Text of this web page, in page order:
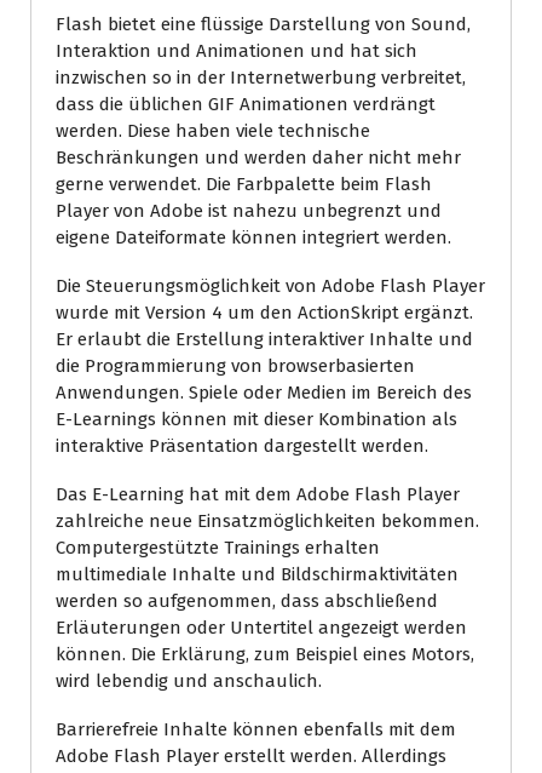
Flash bietet eine flüssige Darstellung von Sound,
Interaktion und Animationen und hat sich
inzwischen so in der Internetwerbung verbreitet,
dass die üblichen GIF Animationen verdrängt
werden. Diese haben viele technische
Beschränkungen und werden daher nicht mehr
gerne verwendet. Die Farbpalette beim Flash
Player von Adobe ist nahezu unbegrenzt und
eigene Dateiformate können integriert werden.
Die Steuerungsmöglichkeit von Adobe Flash Player
wurde mit Version 4 um den ActionSkript ergänzt.
Er erlaubt die Erstellung interaktiver Inhalte und
die Programmierung von browserbasierten
Anwendungen. Spiele oder Medien im Bereich des
E-Learnings können mit dieser Kombination als
interaktive Präsentation dargestellt werden.
Das E-Learning hat mit dem Adobe Flash Player
zahlreiche neue Einsatzmöglichkeiten bekommen.
Computergestützte Trainings erhalten
multimediale Inhalte und Bildschirmaktivitäten
werden so aufgenommen, dass abschließend
Erläuterungen oder Untertitel angezeigt werden
können. Die Erklärung, zum Beispiel eines Motors,
wird lebendig und anschaulich.
Barrierefreie Inhalte können ebenfalls mit dem
Adobe Flash Player erstellt werden. Allerdings